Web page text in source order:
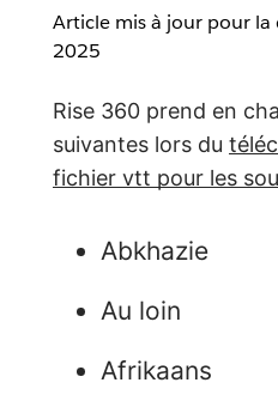
Article mis à jour pour la
2025
Rise 360 prend en
suivantes lors du
fichier vtt pour les
Abkhazie
Au loin
Afrikaans